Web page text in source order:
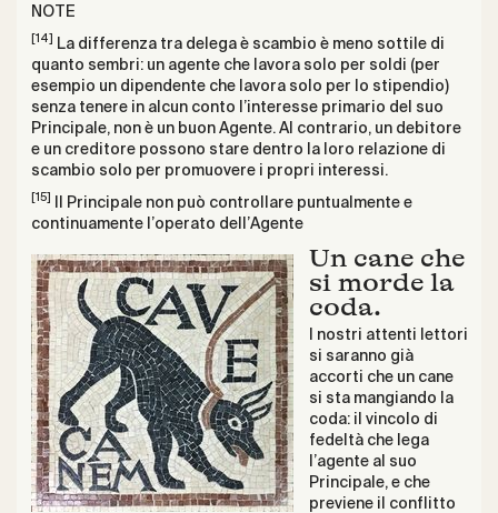
NOTE
[14]
La differenza tra delega è scambio è meno sottile di
quanto sembri: un agente che lavora solo per soldi (per
esempio un dipendente che lavora solo per lo stipendio)
senza tenere in alcun conto l’interesse primario del suo
Principale, non è un buon Agente. Al contrario, un debitore
e un creditore possono stare dentro la loro relazione di
scambio solo per promuovere i propri interessi.
[15]
Il Principale non può controllare puntualmente e
continuamente l’operato dell’Agente
Un cane che
si morde la
coda.
I nostri attenti lettori
si saranno già
accorti che un cane
si sta mangiando la
coda: il vincolo di
fedeltà che lega
l’agente al suo
Principale, e che
previene il conflitto